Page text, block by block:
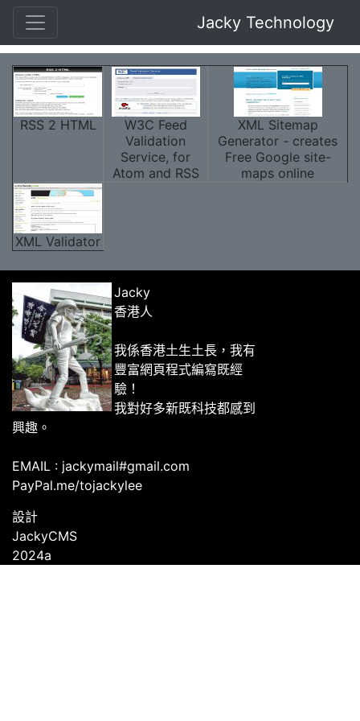
Jacky Technology
RSS 2 HTML
W3C Feed
Validation
Service, for
Atom and RSS
XML Sitemap
Generator - creates
Free Google site-
maps online
XML Validator
Jacky
香港人
我係香港土生土長，我有
豐富網頁程式編寫既經
驗！
我對好多新既科技都感到
興趣。
EMAIL : jackymail#gmail.com
PayPal.me/tojackylee
設計
JackyCMS
2024a